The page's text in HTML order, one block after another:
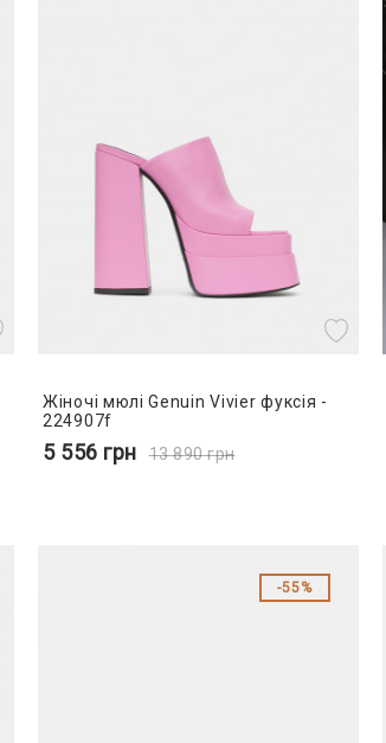
Жіночі мюлі Genuin Vivier фуксія -
224907f
5 556 грн 13 890грн
55%